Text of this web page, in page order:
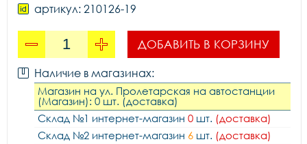
артикул: 210126-19
ДОБАВИТЬ В КОРЗИНУ
Наличие в магазинах:
Магазин на ул. Пролетарская на автостанции
(Магазин): 0 шт. (доставка)
Склад №1 интернет-магазин 0 шт. (доставка)
Склад №2 интернет-магазин 6 шт. (доставка)